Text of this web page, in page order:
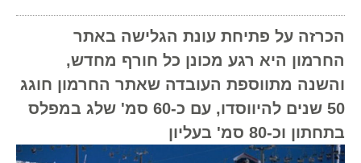
הכרזה על פתיחת עונת הגלישה באתר
החרמון היא רגע מכונן כל חורף מחדש,
והשנה מתווספת העובדה שאתר החרמון חוגג
50 שנים להיווסדו, עם כ-60 סמ' שלג במפלס
בתחתון וכ-80 סמ' בעליון